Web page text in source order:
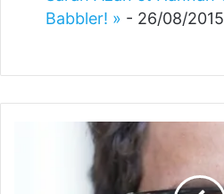
Babbler! » - 26/08/2015